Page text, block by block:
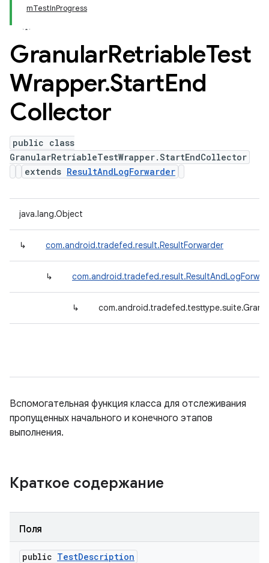
mTestInProgress
GranularRetriableTest
Wrapper.StartEnd
Collector
public class
GranularRetriableTestWrapper.StartEndCollector
extends ResultAndLogForwarder
java.lang.Object
↳ com.android.tradefed.result.ResultForwarder
↳
↳
Вспомогательная функция класса для отслеживания
пропущенных начального и конечного этапов
выполнения.
Краткое содержание
Поля
public TestDescription